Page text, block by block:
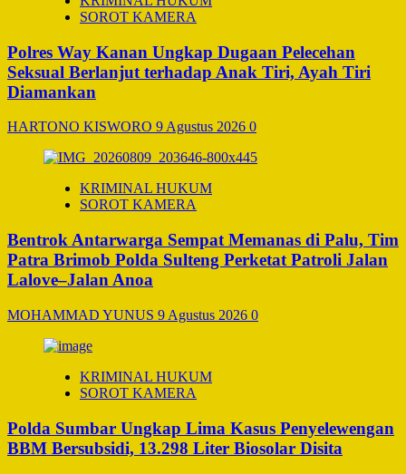
SOROT KAMERA
Polres Way Kanan Ungkap Dugaan Pelecehan
Seksual Berlanjut terhadap Anak Tiri, Ayah Tiri
Diamankan
HARTONO KISWORO 9 Agustus 2026 0
KRIMINAL HUKUM
SOROT KAMERA
Bentrok Antarwarga Sempat Memanas di Palu, Tim
Patra Brimob Polda Sulteng Perketat Patroli Jalan
Lalove–Jalan Anoa
MOHAMMAD YUNUS 9 Agustus 2026 0
KRIMINAL HUKUM
SOROT KAMERA
Polda Sumbar Ungkap Lima Kasus Penyelewengan
BBM Bersubsidi, 13.298 Liter Biosolar Disita